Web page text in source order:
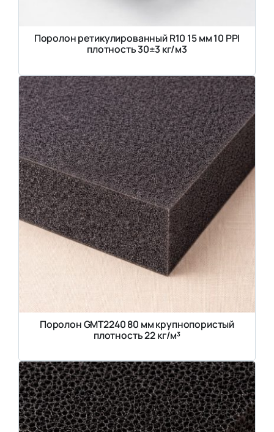
Поролон ретикулированный R10 15 мм 10 PPI
плотность 30±3 кг/м3
Поролон GMT2240 80 мм крупнопористый
плотность 22 кг/м³